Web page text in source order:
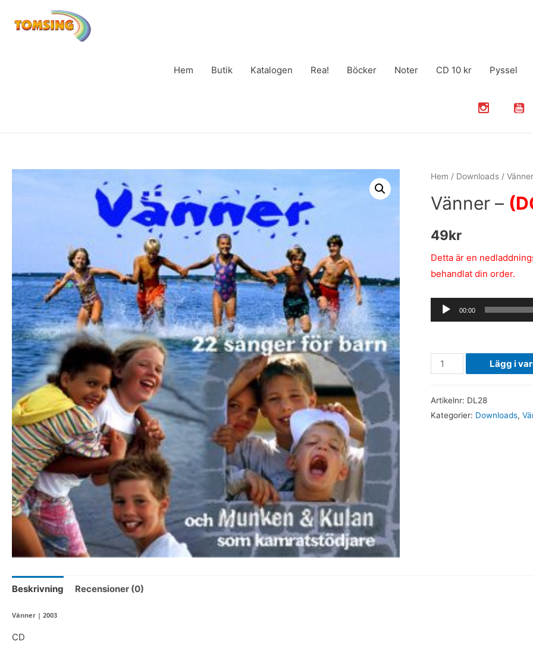
Hem Butik Katalogen Rea! Böcker Noter CD 10 kr Pyssel
Hem / Downloads /
Vänner –
49kr
Detta är en
behandlat din order.
Ljudspelare
00:00
Vänner
-
Lägg i
Artikelnr: DL28
Kategorier: Downloads,
Beskrivning Recensioner (0)
Vänner | 2003
CD